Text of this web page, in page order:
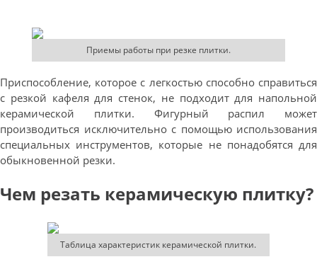
Приемы работы при резке плитки.
Приспособление, которое с легкостью способно справиться
с резкой кафеля для стенок, не подходит для напольной
керамической плитки. Фигурный распил может
производиться исключительно с помощью использования
специальных инструментов, которые не понадобятся для
обыкновенной резки.
Чем резать керамическую плитку?
Таблица характеристик керамической плитки.